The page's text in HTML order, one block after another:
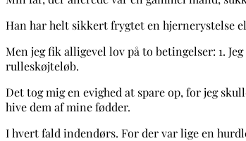
Han har helt sikkert frygtet en hjernerystelse
Men jeg fik alligevel lov på to betingelser: 1.
rulleskøjteløb.
Det tog mig en evighed at spare op, for jeg
hive dem af mine fødder.
I hvert fald indendørs. For der var lige en